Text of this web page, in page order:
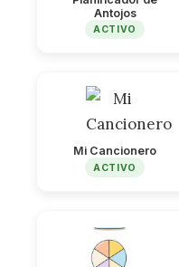
Antojos
ACTIVO
Mi Cancionero
ACTIVO